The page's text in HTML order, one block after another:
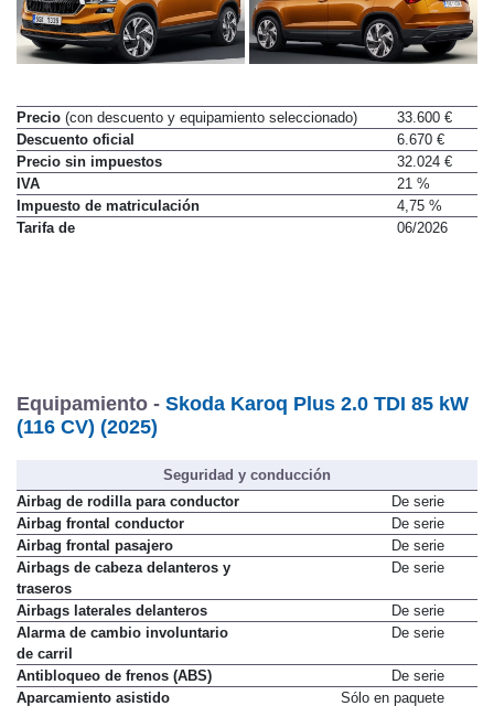
Precio(con descuento y equipamiento seleccionado)
33.600 €
Descuento oficial
6.670 €
Precio sin impuestos
32.024 €
IVA
21 %
Impuesto de matriculación
4,75 %
Equipamiento -
Skoda Karoq Plus 2.0 TDI 85 kW
(116 CV) (2025)
Seguridad y conducción
Airbag de rodilla para conductor
De serie
Airbag frontal conductor
De serie
Airbag frontal pasajero
De serie
Airbags de cabeza delanteros y
traseros
Airbags laterales delanteros
De serie
Alarma de cambio involuntario
de carril
Antibloqueo de frenos (ABS)
De serie